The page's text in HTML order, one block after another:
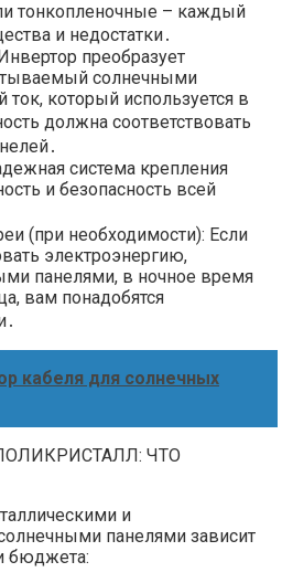
тонкопленочные – каждый
и недостатки․
преобразует
солнечными
который используется в
должна соответствовать
система крепления
и безопасность всей
(при необходимости): Если
электроэнергию,
панелями, в ночное время
вам понадобятся
кабеля для солнечных
ЧТО
и
панелями зависит
бюджета: